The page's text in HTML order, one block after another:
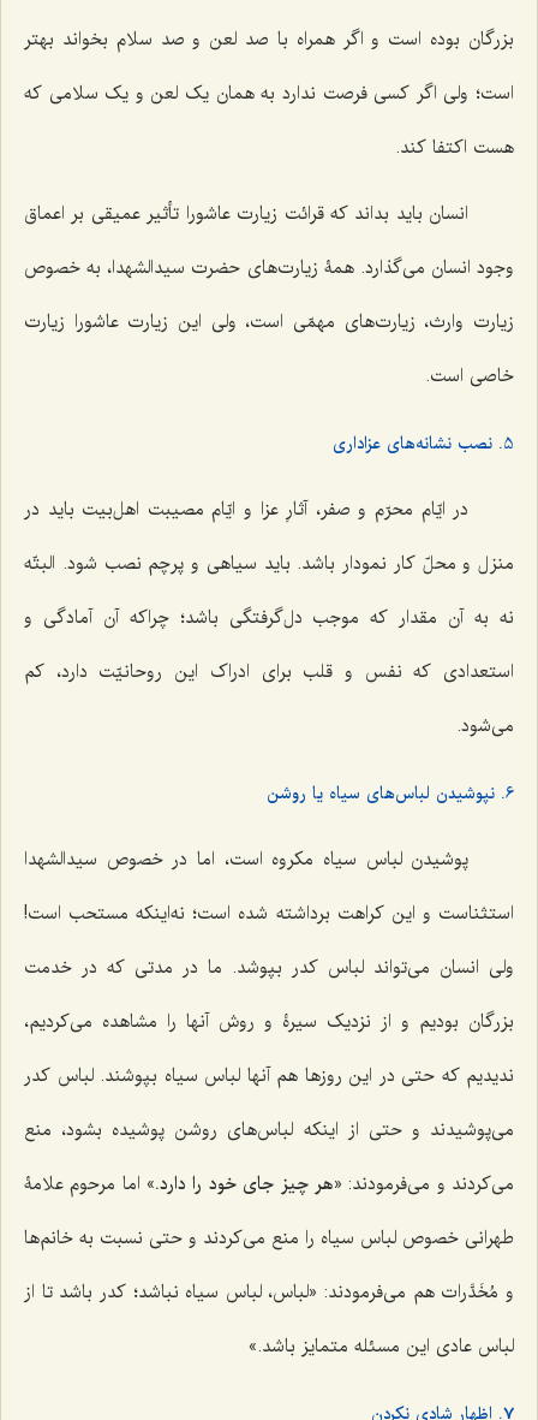
بزرگان بوده است و اگر همراه با صد لعن و صد سلام بخواند بهتر
است؛ ولی اگر کسی فرصت ندارد به همان یک لعن و یک سلامی که
هست اکتفا کند.
انسان باید بداند که قرائت زیارت عاشورا تأثیر عمیقی بر اعماق
وجود انسان می‌گذارد. همۀ زیارت‌های حضرت سیدالشهدا، به خصوص
زیارت وارث، زیارت‌های مهمّی است، ولی این زیارت عاشورا زیارت
خاصی است.
5. نصب نشانه‌های عزاداری
در ایّام محرّم و صفر، آثارِ عزا و ایّام مصیبت اهل‌بیت باید در
منزل و محلّ کار نمودار باشد. باید سیاهی و پرچم نصب شود. البتّه
نه به آن مقدار که موجب دل‌گرفتگی باشد؛ چراکه آن آمادگی و
استعدادی که نفس و قلب برای ادراک این روحانیّت دارد، کم
می‌شود.
6. نپوشیدن لباس‌های سیاه یا روشن
پوشیدن لباس سیاه مکروه است، اما در خصوص سیدالشهدا
استثناست و این کراهت برداشته شده است؛ نه‌اینکه مستحب است!
ولی انسان می‌تواند لباس کدر بپوشد. ما در مدتی که در خدمت
بزرگان بودیم و از نزدیک سیرۀ و روش آنها را مشاهده می‌کردیم،
ندیدیم که حتی در این روزها هم آنها لباس سیاه بپوشند. لباس کدر
می‌پوشیدند و حتی از اینکه لباس‌های روشن پوشیده بشود، منع
می‌کردند و می‌فرمودند: «هر چیز جای خود را دارد.» اما مرحوم علامۀ
طهرانی خصوص لباس سیاه را منع می‌کردند و حتی نسبت به خانم‌ها
و مُخَدَّرات هم می‌فرمودند: «لباس، لباس سیاه نباشد؛ کدر باشد تا از
لباس عادی این مسئله متمایز باشد.»
7. اظهار شادی نکردن